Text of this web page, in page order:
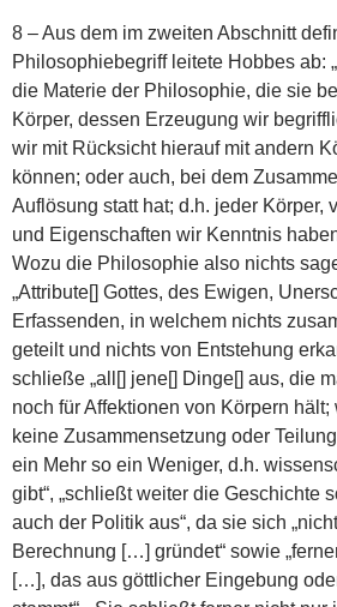
8 – Aus dem im zweiten Abschnitt
Philosophiebegriff leitete Hobbes ab:
die Materie der Philosophie, die sie
Körper, dessen Erzeugung wir
wir mit Rücksicht hierauf mit andern
können; oder auch, bei dem
Auflösung statt hat; d.h. jeder Körper,
und Eigenschaften wir Kenntnis
Wozu die Philosophie also nichts
„Attribute[] Gottes, des Ewigen,
Erfassenden, in welchem nichts
geteilt und nichts von Entstehung
schließe „all[] jene[] Dinge[] aus, die
noch für Affektionen von Körpern
keine Zusammensetzung oder
ein Mehr so ein Weniger, d.h.
gibt“, „schließt weiter die Geschichte
auch der Politik aus“, da sie sich
Berechnung […] gründet“ sowie
[…], das aus göttlicher Eingebung